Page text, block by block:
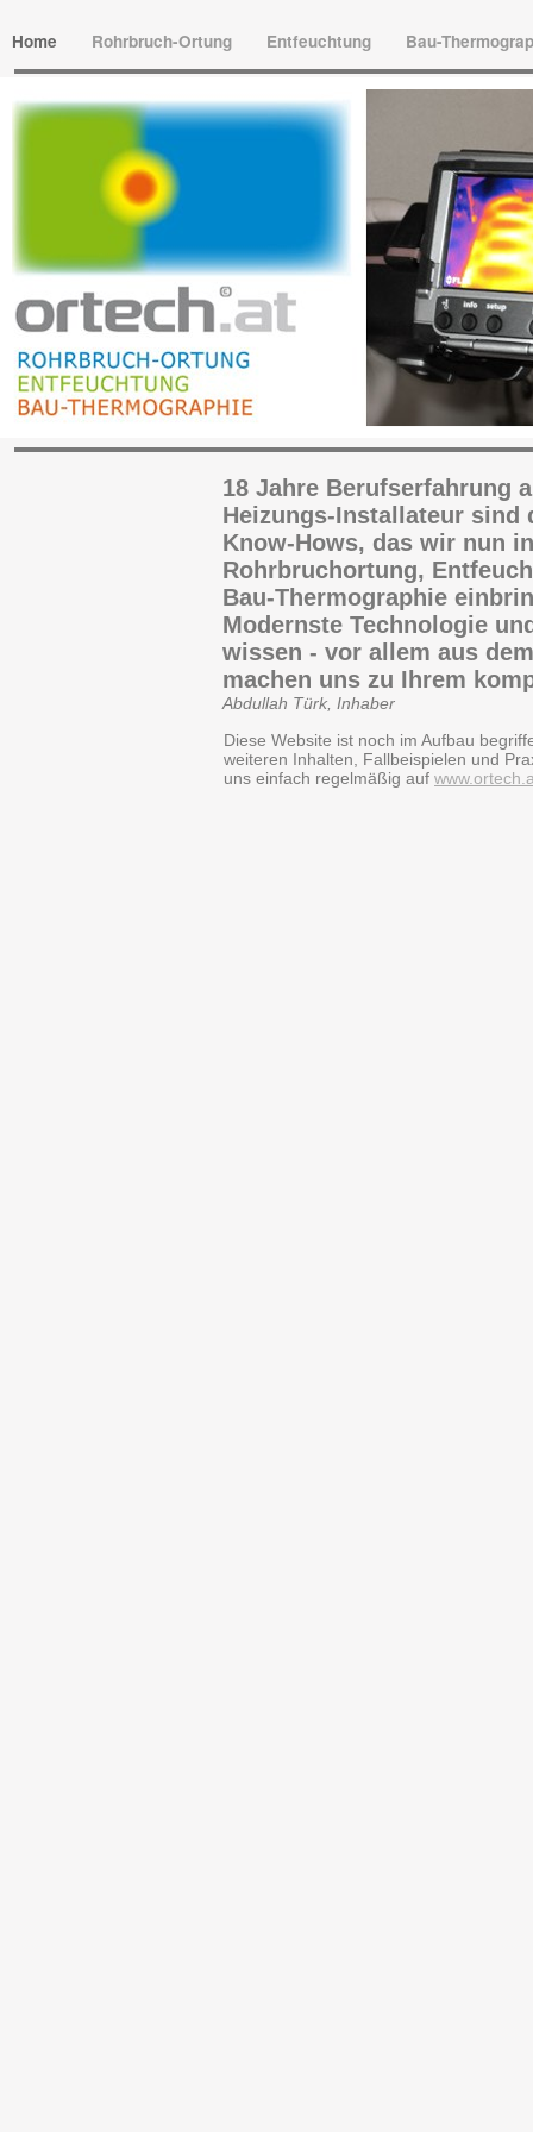
Home Rohrbruch-Ortung Entfeuchtung Bau-
18 Jahre Berufserfahrung
Heizungs-Installateur sind
Know-Hows, das wir nun
Rohrbruchortung,
Bau-Thermographie
Modernste Technologie
wissen - vor allem aus
machen uns zu Ihrem
Abdullah Türk, Inhaber
Diese Website ist noch im Aufbau
weiteren Inhalten, Fallbeispielen und
uns einfach regelmäßig auf